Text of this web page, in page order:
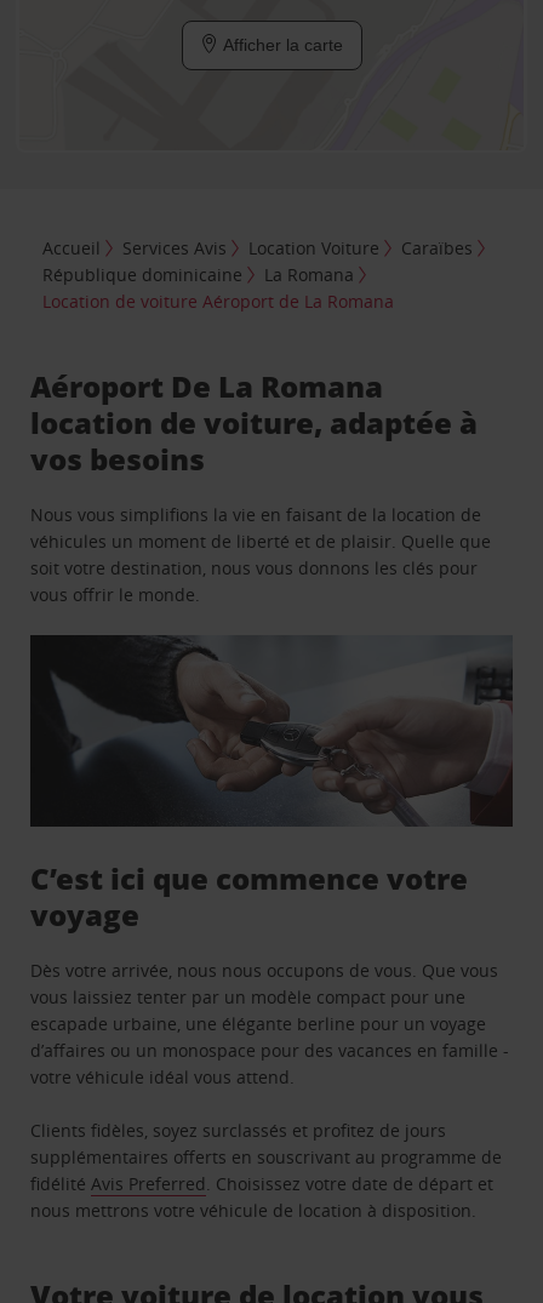
Afficher la carte
Accueil Services Avis Location Voiture
Caraïbes
République dominicaine
La Romana
Location de voiture Aéroport de La Romana
Aéroport De La Romana
location de voiture, adaptée à
vos besoins
Nous vous simplifions la vie en faisant de la location de
véhicules un moment de liberté et de plaisir. Quelle que
soit votre destination, nous vous donnons les clés pour
vous offrir le monde.
C’est ici que commence votre
voyage
Dès votre arrivée, nous nous occupons de vous. Que vous
vous laissiez tenter par un modèle compact pour une
escapade urbaine, une élégante berline pour un voyage
d’affaires ou un monospace pour des vacances en famille -
votre véhicule idéal vous attend.
Clients fidèles, soyez surclassés et profitez de jours
supplémentaires offerts en souscrivant au programme de
fidélitéAvis Preferred. Choisissez votre date de départ et
nous mettrons votre véhicule de location à disposition.